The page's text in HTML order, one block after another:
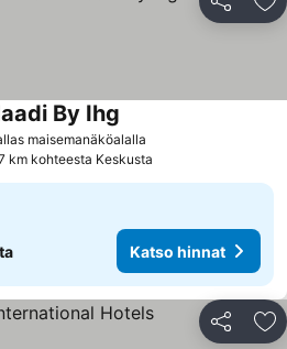
Jaa
maisemanäköalalla
By Ihg
km kohteesta Keskusta
Katso hinnat
Jaa